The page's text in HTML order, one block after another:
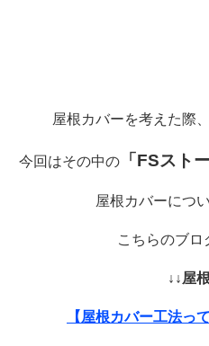
屋根カバーを考えた際
今回はその中の「FSストー
屋根カバーにつ
こちらのブロ
↓↓屋
【屋根カバー工法っ